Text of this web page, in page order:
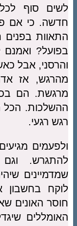
לשים סוף
חדשה. כי אם
התאוות בפנים
בפועל? ואמנם
והרסני, אבל
מהרגש, אז
מרגשת. הם
ההשלכות. הכל
רגש רגעי.
ולפעמים
להתגרש.
שמדמיינים
לוקח
חוסר האונים
האומללים